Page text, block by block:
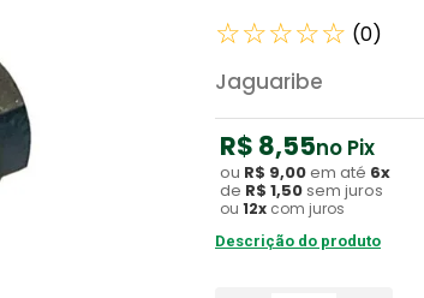
☆☆☆☆☆ (0)
Jaguaribe
R$ 8,55no Pix
ou R$ 9,00em até 6x
de R$ 1,50 sem juros
ou 12x com juros
Descrição do produto